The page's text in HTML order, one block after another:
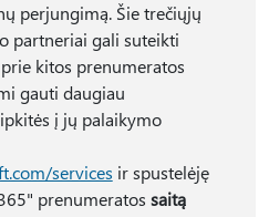
perjungimą. Šie trečiųjų
partneriai gali suteikti
kitos prenumeratos
gauti daugiau
į jų palaikymo
services ir spustelėję
prenumeratos saitą